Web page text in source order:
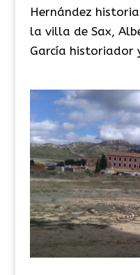
Hernández
la villa de Sax,
García historiador